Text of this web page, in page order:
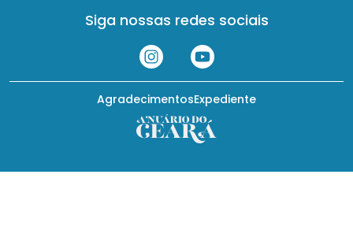
Siga nossas redes sociais
Expediente
Agradecimentos